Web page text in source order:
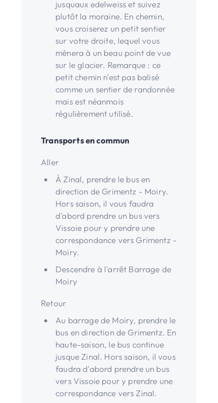
jusquaux edelweiss et suivez
plutôt la moraine. En chemin,
vous croiserez un petit sentier
sur votre droite, lequel vous
mènera à un beau point de vue
sur le glacier. Remarque : ce
petit chemin n'est pas balisé
comme un sentier de randonnée
mais est néanmois
régulièrement utilisé.
Transports en commun
Aller
À Zinal, prendre le bus en
direction de Grimentz - Moiry.
Hors saison, il vous faudra
d'abord prendre un bus vers
Vissoie pour y prendre une
correspondance vers Grimentz -
Moiry.
Descendre à l'arrêt Barrage de
Moiry
Retour
Au barrage de Moiry, prendre le
bus en direction de Grimentz. En
haute-saison, le bus continue
jusque Zinal. Hors saison, il vous
faudra d'abord prendre un bus
vers Vissoie pour y prendre une
correspondance vers Zinal.